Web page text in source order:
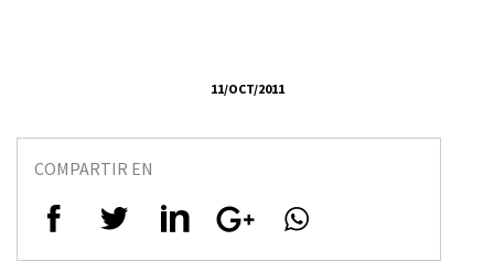
11/OCT/2011
COMPARTIR EN